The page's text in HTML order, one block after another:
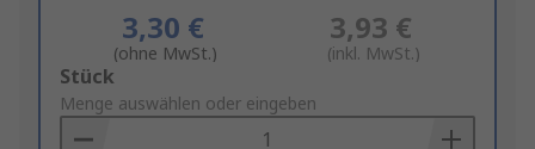
3,30 €
(ohne MwSt.)
3,93 €
(inkl. MwSt.)
Add
to
Basket
Stück
Menge auswählen oder eingeben